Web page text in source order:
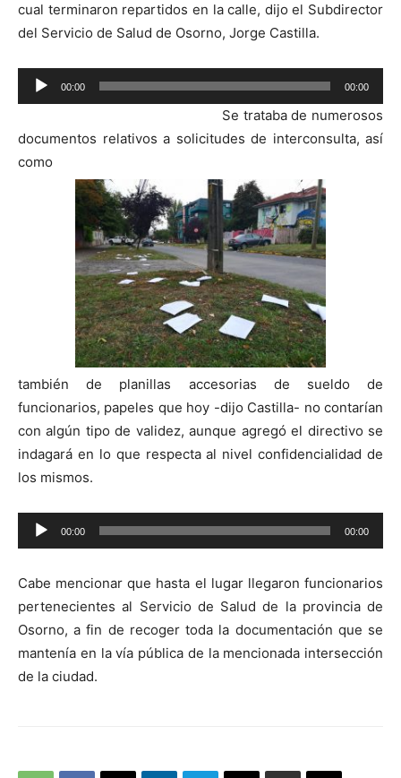
cual terminaron repartidos en la calle, dijo el Subdirector
del Servicio de Salud de Osorno, Jorge Castilla.
Reproductor
de
00:00 00:00
Se trataba de numerosos
documentos relativos a solicitudes de interconsulta, así
como
también de planillas accesorias de sueldo de
funcionarios, papeles que hoy -dijo Castilla- no contarían
con algún tipo de validez, aunque agregó el directivo se
indagará en lo que respecta al nivel confidencialidad de
los mismos.
Reproductor
de
00:00 00:00
Cabe mencionar que hasta el lugar llegaron funcionarios
pertenecientes al Servicio de Salud de la provincia de
Osorno, a fin de recoger toda la documentación que se
mantenía en la vía pública de la mencionada intersección
de la ciudad.